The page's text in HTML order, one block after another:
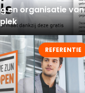
en organisatie van
REFERENTIE